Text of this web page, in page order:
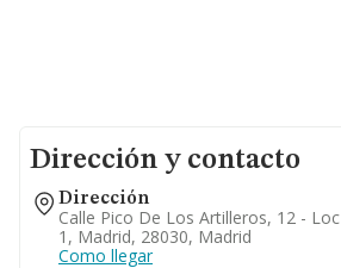
Dirección y contacto
Dirección
Calle Pico De Los Artilleros, 12 - Loc
1, Madrid, 28030, Madrid
Como llegar